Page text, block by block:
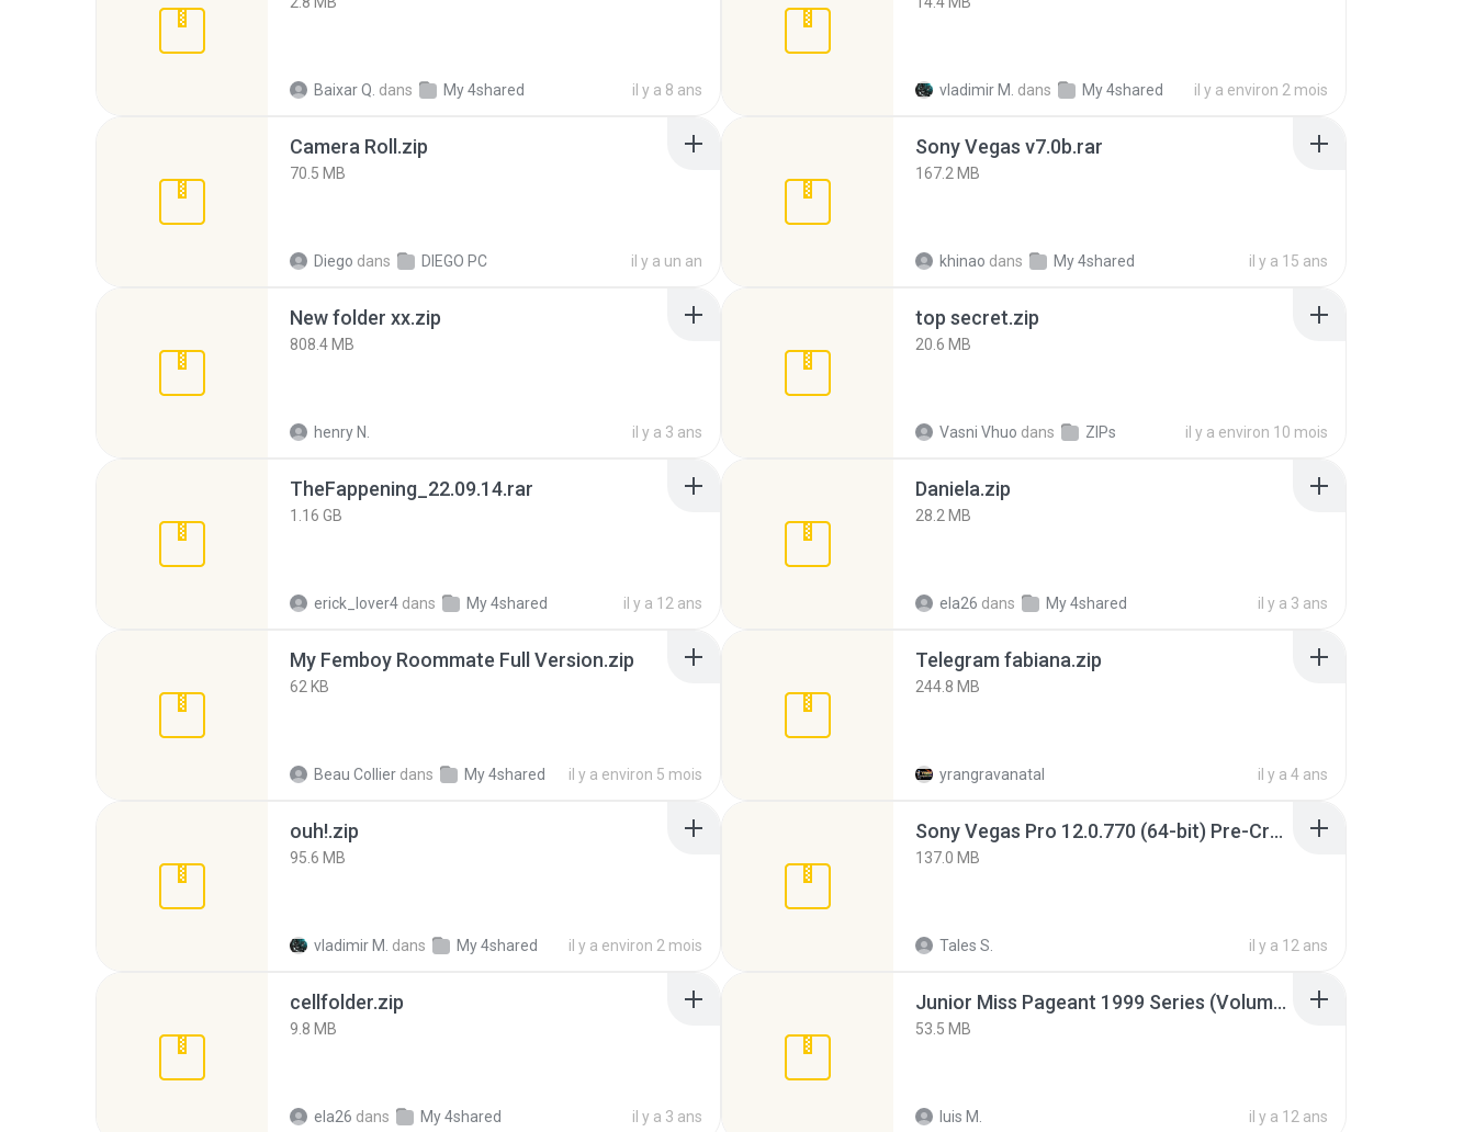
Baixar Q. dans My 4shared il y a 8 ans vladimir M. dans My 4shared il y a environ 2 mois
Camera Roll.zip
70.5 MB
Diego dans DIEGO PC il y a un an
Sony Vegas v7.0b.rar
167.2 MB
khinao dans My 4shared il y a 15 ans
New folder xx.zip
808.4 MB
henry N. il y a 3 ans
top secret.zip
20.6 MB
Vasni Vhuo dans ZIPs il y a environ 10 mois
TheFappening_22.09.14.rar
1.16 GB
erick_lover4 dans My 4shared il y a 12 ans
Daniela.zip
28.2 MB
ela26 dans My 4shared il y a 3 ans
My Femboy Roommate Full Version.zip
62 KB
Beau Collier dans My 4shared il y a environ 5 mois
Telegram fabiana.zip
244.8 MB
yrangravanatal il y a 4 ans
ouh!.zip
95.6 MB
vladimir M. dans My 4shared il y a environ 2 mois
Sony Vegas Pro 12.0.770 (64-bit) Pre-Cracked.zip
137.0 MB
Tales S. il y a 12 ans
cellfolder.zip
9.8 MB
ela26 dans My 4shared il y a 3 ans
Junior Miss Pageant 1999 Series (Volume I Part I NC 6).7z
53.5 MB
luis M. il y a 12 ans